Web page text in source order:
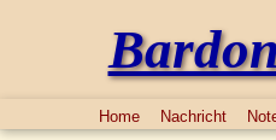
Home Nachricht